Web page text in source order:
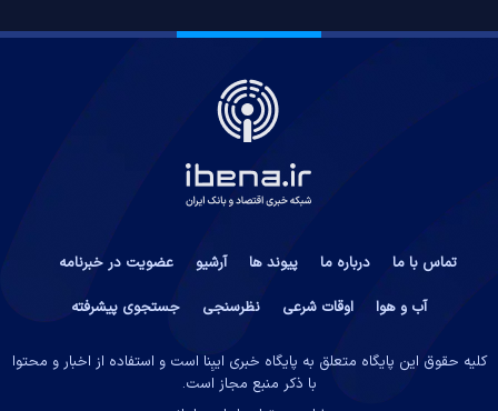
تماس با ما درباره ما پیوند ها آرشیو
عضویت در خبرنامه
آب و هوا
اوقات شرعی نظرسنجی جستجوی پیشرفته
کلیه حقوق این پایگاه متعلق به پایگاه خبری ایبِنا است و استفاده از اخبار و محتوا
با ذکر منبع مجاز است.